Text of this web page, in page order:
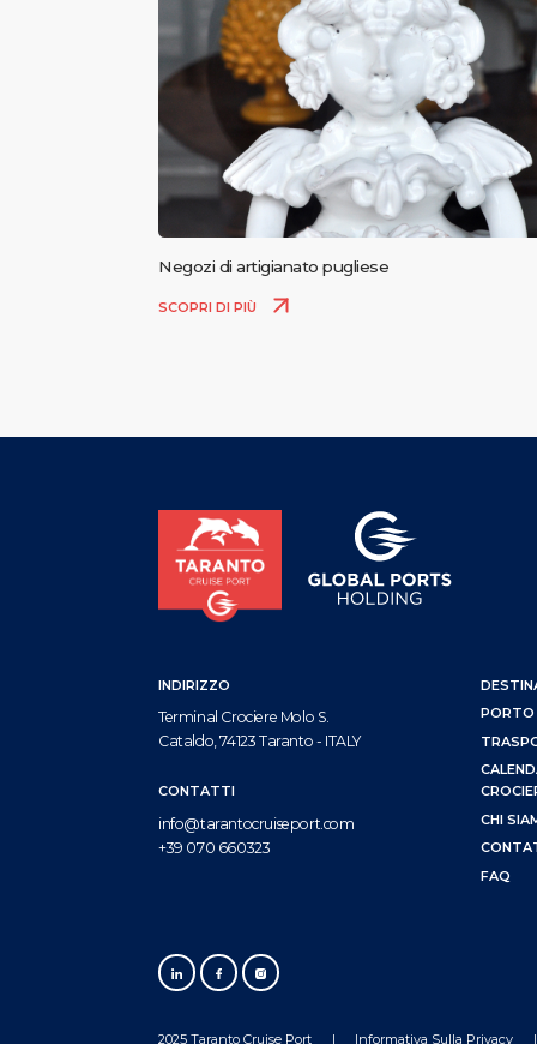
Negozi di artigianato pugliese
SCOPRI DI PIÙ
INDIRIZZO
Terminal Crociere Molo S.
Cataldo, 74123 Taranto - ITALY
CONTATTI
info@tarantocruiseport.com
+39 070 660323
PORTO
CHI
FAQ
2025 Taranto Cruise Port Informativa Sulla Privacy